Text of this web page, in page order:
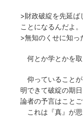
>財政破綻を先延ば
ことになるんだよ。
>無知のくせに知っ
何とか学とかを取
仰っていることが
明できて破綻の期
論者の予言はこと
これは『真』が